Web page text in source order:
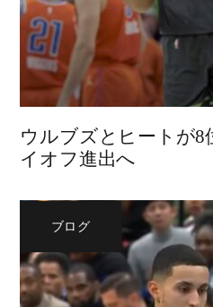
ウルブズとヒートが8
イオフ進出へ
ブログ